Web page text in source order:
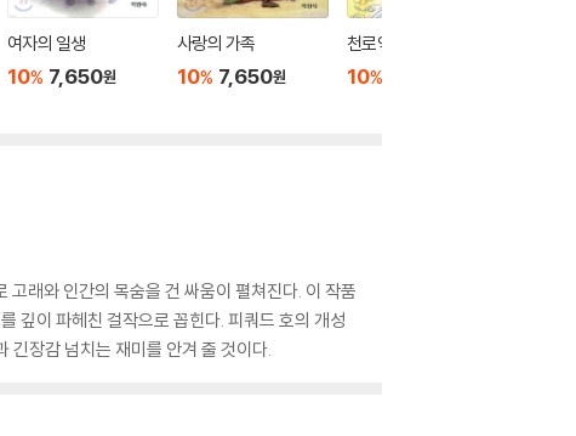
여자의 일생
10% 7,650원
사랑의 가족
10% 7,650원
천로역정
10%
래와 인간의 목숨을 건 싸움이 펼쳐진다. 이 작품
깊이 파헤친 걸작으로 꼽힌다. 피쿼드 호의 개성
긴장감 넘치는 재미를 안겨 줄 것이다.